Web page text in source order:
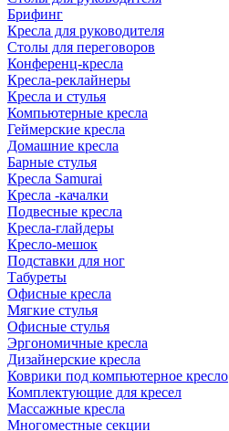
Брифинг
Кресла для руководителя
Столы для переговоров
Конференц-кресла
Кресла-реклайнеры
Кресла и стулья
Компьютерные кресла
Геймерские кресла
Домашние кресла
Барные стулья
Кресла Samurai
Кресла -качалки
Подвесные кресла
Кресла-глайдеры
Кресло-мешок
Подставки для ног
Табуреты
Офисные кресла
Мягкие стулья
Офисные стулья
Эргономичные кресла
Дизайнерские кресла
Коврики под компьютерное кресло
Комплектующие для кресел
Массажные кресла
Многоместные секции